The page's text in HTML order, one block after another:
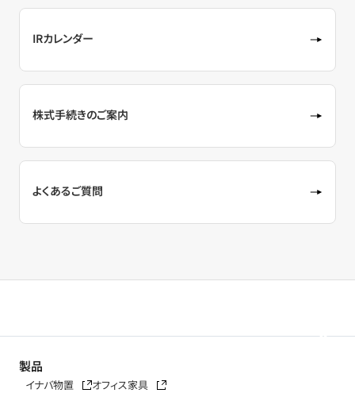
IRカレンダー
株式手続きのご案内
よくあるご質問
製品
イナバ物置 オフィス家具